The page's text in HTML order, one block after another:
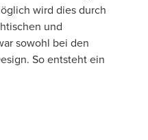
wird dies durch
und
sowohl bei den
So entsteht ein